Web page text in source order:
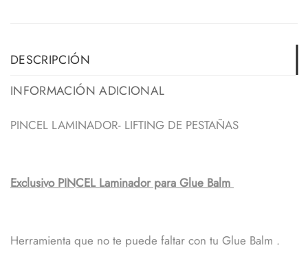
DESCRIPCIÓN
INFORMACIÓN ADICIONAL
PINCEL LAMINADOR- LIFTING DE PESTAÑAS
Exclusivo PINCEL Laminador para Glue Balm
Herramienta que no te puede faltar con tu Glue Balm .